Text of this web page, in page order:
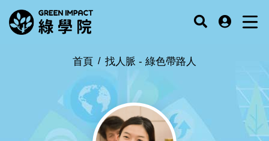
首頁 找人脈 - 綠色帶路人